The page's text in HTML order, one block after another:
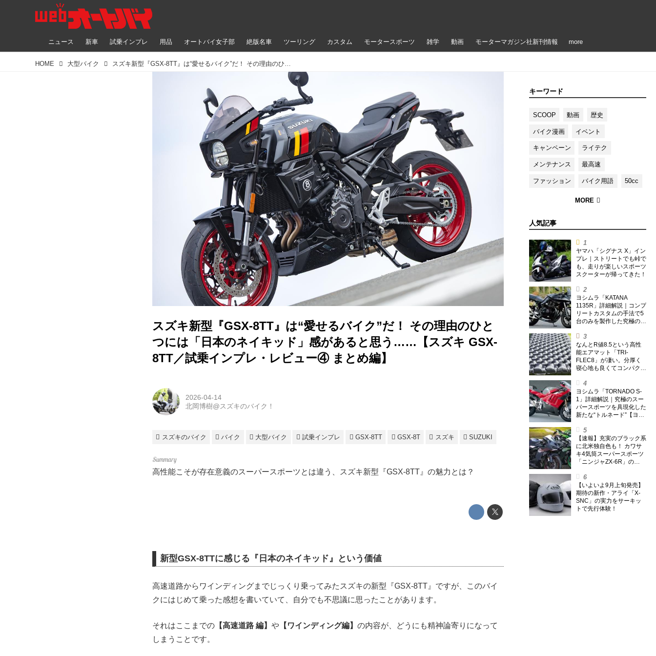
ニュース 新車 試乗インプレ 用品 オートバイ女子部 絶版名車 ツーリング カスタム モータースポーツ 雑学 動画 モーターマガジン社新刊情報 more
HOME 大型バイク スズキ新型『GSX-8TT』は“愛せるバイク”だ！ その理由のひとつには「日本のネイキッド」感があると思う……【スズキ GSX-8TT／試乗インプレ・レビュー④ まとめ編】
スズキ新型『GSX-8TT』は“愛せるバイク”だ！ その理由のひと
つには「日本のネイキッド」感があると思う……【スズキ GSX-
8TT／試乗インプレ・レビュー④ まとめ編】
キーワード
SCOOP 動画 歴史
バイク漫画 イベント
キャンペーン ライテク
メンテナンス 最高速
ファッション バイク用語 50cc
人気記事
ヤマハ「シグナス X」イン
プレ｜ストリートでも峠で
も、走りが楽しいスポーツ
スクーターが帰ってきた！
ヨシムラ「KATANA
1135R」詳細解説｜コンプ
リートカスタムの手法で5
台のみを製作した究極の銘
なんとR値8.5という高性
能エアマット「TRI-
FLEC8」が凄い。分厚く
寝心地も良くてコンパクト
トを試してみた〈若林浩志
のスーパー・カブカブ・ダ
イアリーズ Vol.385〉
ヨシムラ「TORNADO S-
1」詳細解説｜究極のスー
パースポーツを具現化した
新たな“トルネード”【ヨシ
【速報】充実のブラック系
に北米独自色も！ カワサ
キ4気筒スーパースポーツ
「ニンジャZX-6R」の
筒ニンジャも出たよ【海
外】
【いよいよ9月上旬発売】
期待の新作・アライ「X-
SNC」の実力をサーキッ
トで先行体験！
2026-04-14
北岡博樹@スズキのバイク！
スズキのバイク バイク 大型バイク 試乗インプレ GSX-8TT GSX-8T スズキ SUZUKI
高性能こそが存在意義のスーパースポーツとは違う、スズキ新型『GSX-8TT』の魅力とは？
新型GSX-8TTに感じる『日本のネイキッド』という価値
高速道路からワインディングまでじっくり乗ってみたスズキの新型『GSX-8TT』ですが、このバイ
クにはじめて乗った感想を書いていて、自分でも不思議に思ったことがあります。
それはここまでの 【高速道路 編】 や 【ワインディング編】 の内容が、どうにも精神論寄りになって
しまうことです。